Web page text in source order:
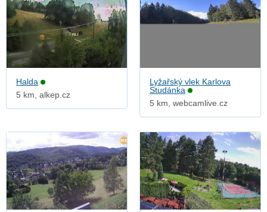
Halda
5 km, alkep.cz
Lyžařský vlek Karlova
Studánka
5 km, webcamlive.cz